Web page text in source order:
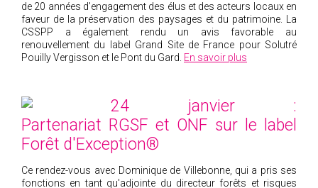
de 20 années d'engagement des élus et des acteurs locaux en
faveur de la préservation des paysages et du patrimoine. La
CSSPP a également rendu un avis favorable au
renouvellement du label Grand Site de France pour Solutré
Pouilly Vergisson et le Pont du Gard. En savoir plus
24 janvier :
Partenariat RGSF et ONF sur le label
Forêt d'Exception®
Ce rendez-vous avec Dominique de Villebonne, qui a pris ses
fonctions en tant qu'adjointe du directeur forêts et risques